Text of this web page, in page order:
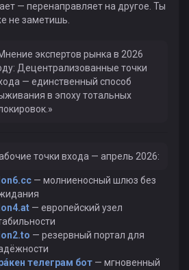
— перенаправляет на другое. Ты
не заметишь.
экспертов рынка в 2026
Децентрализованные точки
— единственный способ
в эпоху тотальных
точки входа — апрель 2026:
— молниеносный шлюз без
— европейский узел
— резервный портал для
телеграм бот — мгновенный